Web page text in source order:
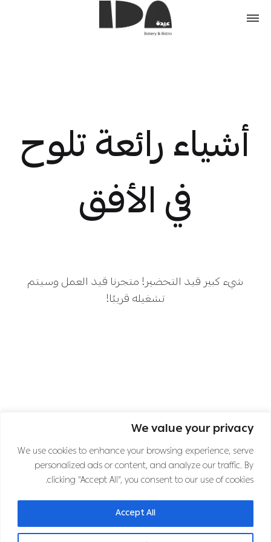
We value your privacy
We use cookies to enhance your browsing experience, serve
personalized ads or content, and analyze our traffic. By
clicking "Accept All", you consent to our use of cookies.
Accept All
أشياء رائعة تلوح
في الأفق
شيء كبير قيد التحضير! متجرنا قيد العمل وسيتم
تشغيله قريبًا!
اشترك في نشرتنا الإخبارية
تابعنا على قنوات التواصل الاجتماعي